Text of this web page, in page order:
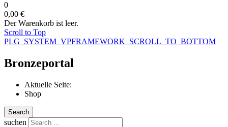
0
0,00 €
Der Warenkorb ist leer.
Scroll to Top
PLG_SYSTEM_VPFRAMEWORK_SCROLL_TO_BOTTOM
Bronzeportal
Aktuelle Seite:
Shop
Search
suchen